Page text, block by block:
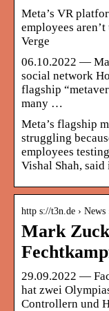
Meta’s VR
employees
Verge
06.10.2022 —
social network
flagship
many …
Meta’s flagship
struggling
employees
Vishal Shah, said
http s://t3n.de ›
Mark
29.09.2022 —
hat zwei
Controllern und